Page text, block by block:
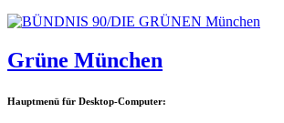
Grüne München
Hauptmenü für Desktop-Computer: